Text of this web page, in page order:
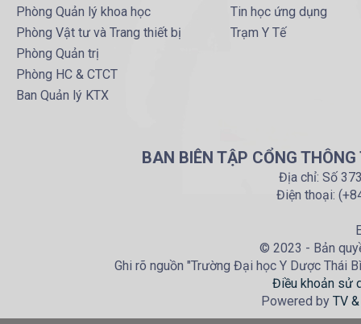
Phòng Quản lý khoa học
Phòng Vật tư và Trang thiết bị
Phòng Quản trị
Phòng HC & CTCT
Ban Quản lý KTX
Tin học ứng dụng
Trạm Y Tế
BAN BIÊN TẬP CỔNG
Địa chỉ: Số
Điện thoại:
© 2023 - Bản
Ghi rõ nguồn "Trường Đại học Y Dược Thái
Điều khoản sử
Powered by TV